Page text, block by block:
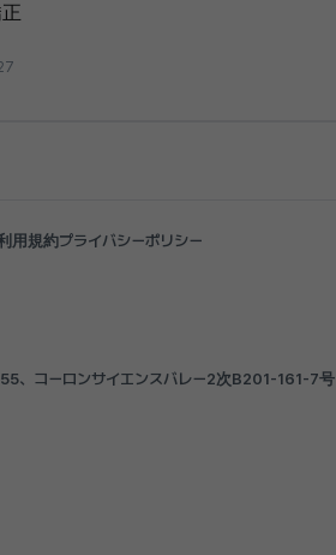
用規約プライバシーポリシー
、コーロンサイエンスバレー2次B201-161-7号